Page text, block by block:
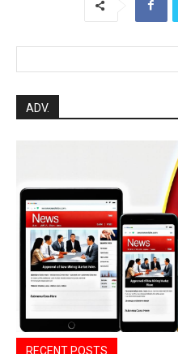
ADV.
RECENT POSTS